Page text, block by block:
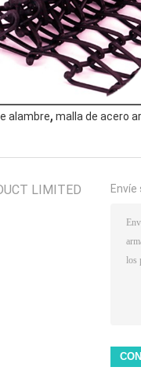
alambre, malla de acero
LIMITED